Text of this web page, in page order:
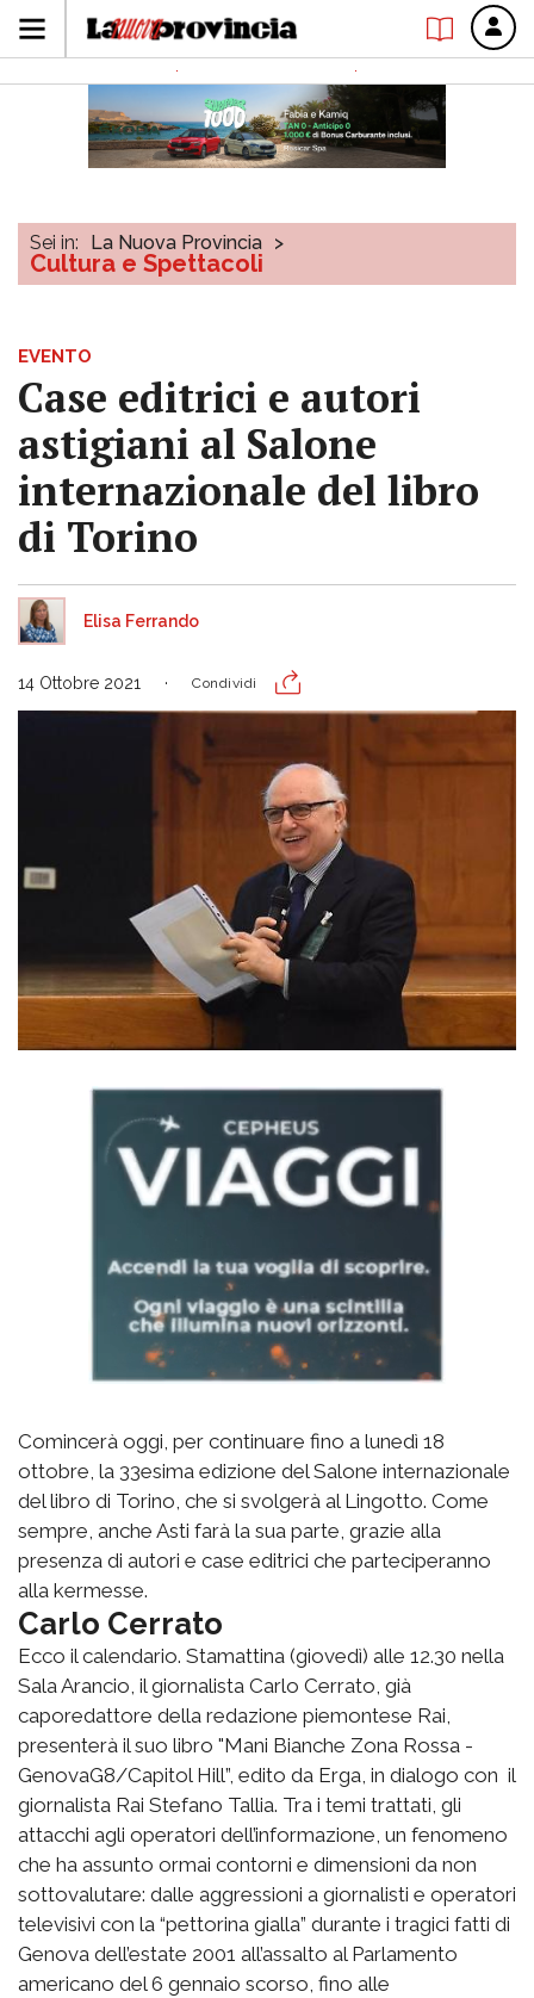
Sei in: La Nuova Provincia >
Cultura e Spettacoli
EVENTO
Case editrici e autori
astigiani al Salone
internazionale del libro
di Torino
Elisa Ferrando
14 Ottobre 2021 Condividi
Comincerà oggi, per continuare fino a lunedì 18
ottobre, la 33esima edizione del Salone internazionale
del libro di Torino, che si svolgerà al Lingotto. Come
sempre, anche Asti farà la sua parte, grazie alla
presenza di autori e case editrici che parteciperanno
alla kermesse.
Carlo Cerrato
Ecco il calendario. Stamattina (giovedì) alle 12.30 nella
Sala Arancio, il giornalista Carlo Cerrato, già
caporedattore della redazione piemontese Rai,
presenterà il suo libro "Mani Bianche Zona Rossa -
GenovaG8/Capitol Hill”, edito da Erga, in dialogo con il
giornalista Rai Stefano Tallia. Tra i temi trattati, gli
attacchi agli operatori dell’informazione, un fenomeno
che ha assunto ormai contorni e dimensioni da non
sottovalutare: dalle aggressioni a giornalisti e operatori
televisivi con la “pettorina gialla” durante i tragici fatti di
Genova dell’estate 2001 all’assalto al Parlamento
americano del 6 gennaio scorso, fino alle